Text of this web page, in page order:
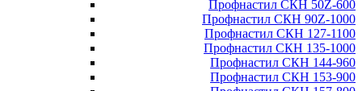
Профнастил СКН 50Z-600
Профнастил СКН 90Z-1000
Профнастил СКН 127-1100
Профнастил СКН 135-1000
Профнастил СКН 144-960
Профнастил СКН 153-900